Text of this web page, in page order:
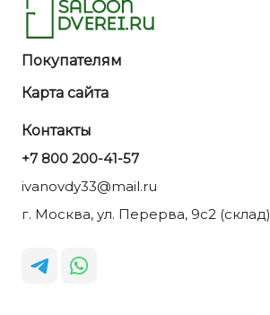
Покупателям
Карта сайта
Контакты
+7 800 200-41-57
ivanovdy33@mail.ru
г. Москва, ул. Перерва, 9с2 (склад)